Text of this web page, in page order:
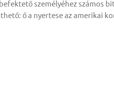
személyéhez számos
ő a nyertese az amerikai